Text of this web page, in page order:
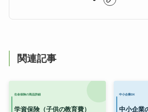
関連記事